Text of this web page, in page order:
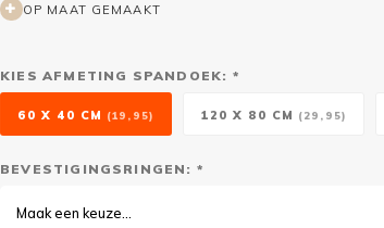
OP MAAT GEMAAKT
KIES AFMETING SPANDOEK: *
60 X 40 CM (19,95) 120 X 80 CM (29,95)
BEVESTIGINGSRINGEN: *
Maak een keuze...